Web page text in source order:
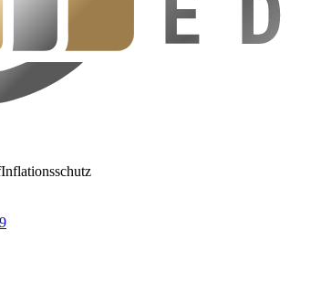
Inflationsschutz